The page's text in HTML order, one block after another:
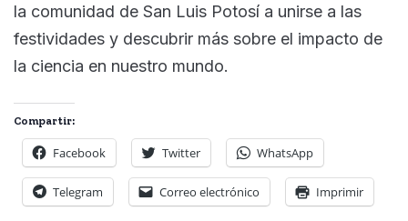
la comunidad de San Luis Potosí a unirse a las
festividades y descubrir más sobre el impacto de
la ciencia en nuestro mundo.
Compartir:
Facebook Twitter WhatsApp
Telegram Correo electrónico Imprimir